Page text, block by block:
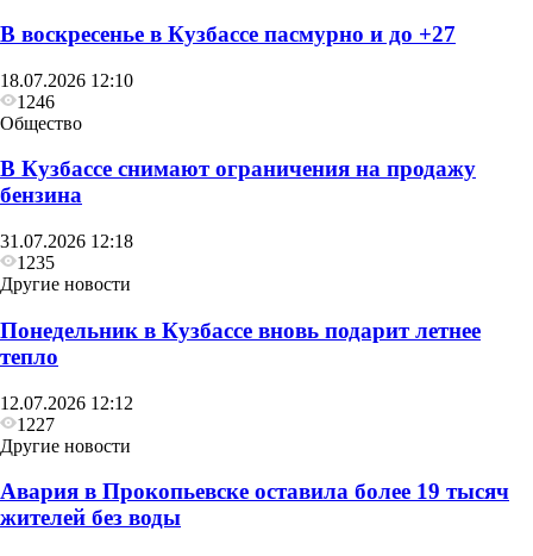
В воскресенье в Кузбассе пасмурно и до +27
18.07.2026 12:10
1246
Общество
В Кузбассе снимают ограничения на продажу
бензина
31.07.2026 12:18
1235
Другие новости
Понедельник в Кузбассе вновь подарит летнее
тепло
12.07.2026 12:12
1227
Другие новости
Авария в Прокопьевске оставила более 19 тысяч
жителей без воды